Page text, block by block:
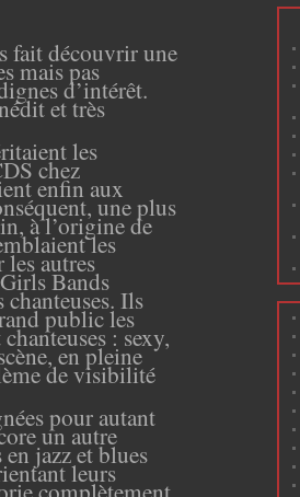
fait découvrir une
mais pas
d’intérêt.
et très
les
chez
enfin aux
une plus
à l’origine de
les
autres
Bands
Ils
public les
: sexy,
en pleine
de visibilité
pour autant
un autre
en jazz et blues
leurs
complètement